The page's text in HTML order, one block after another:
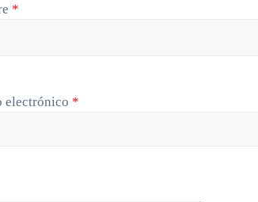
*
electrónico *